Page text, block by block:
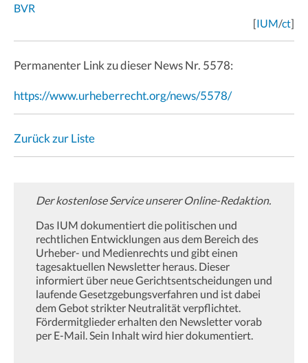
BVR
[IUM/ct]
Permanenter Link zu dieser News Nr. 5578:
https://www.urheberrecht.org/news/5578/
Zurück zur Liste
Der kostenlose Service unserer Online-Redaktion.
Das IUM dokumentiert die politischen und
rechtlichen Entwicklungen aus dem Bereich des
Urheber- und Medienrechts und gibt einen
tagesaktuellen Newsletter heraus. Dieser
informiert über neue Gerichtsentscheidungen und
laufende Gesetzgebungsverfahren und ist dabei
dem Gebot strikter Neutralität verpflichtet.
Fördermitglieder erhalten den Newsletter vorab
per E-Mail. Sein Inhalt wird hier dokumentiert.